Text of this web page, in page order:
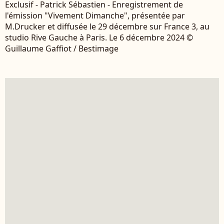
Exclusif - Patrick Sébastien - Enregistrement de
l'émission "Vivement Dimanche", présentée par
M.Drucker et diffusée le 29 décembre sur France 3, au
studio Rive Gauche à Paris. Le 6 décembre 2024 ©
Guillaume Gaffiot / Bestimage